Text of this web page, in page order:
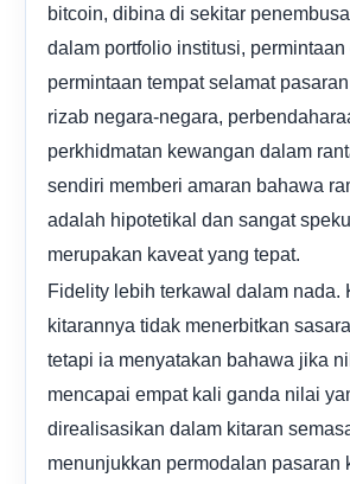
bitcoin, dibina di sekitar
dalam portfolio institusi,
permintaan tempat selamat
rizab negara-negara,
perkhidmatan kewangan dalam
sendiri memberi amaran bahawa
adalah hipotetikal dan sangat
merupakan kaveat yang tepat.
Fidelity lebih terkawal dalam nada.
kitarannya tidak menerbitkan
tetapi ia menyatakan bahawa jika
mencapai empat kali ganda nilai
direalisasikan dalam kitaran
menunjukkan permodalan pasaran